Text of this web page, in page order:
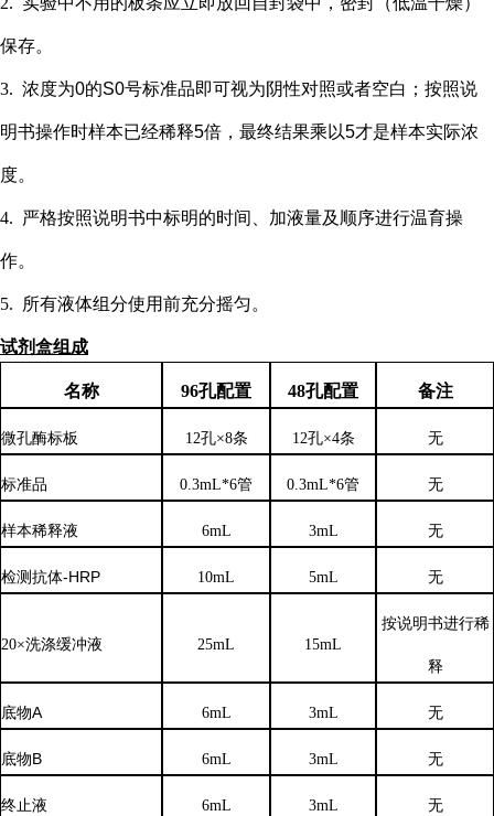
保存。
3. 浓度为0的S0号标准品即可视为阴性对照或者空白；按照说
明书操作时样本已经稀释5倍，最终结果乘以5才是样本实际浓
度。
4. 严格按照说明书中标明的时间、加液量及顺序进行温育操
作。
5. 所有液体组分使用前充分摇匀。
试剂盒组成
名称 96孔配置 48孔配置 备注
微孔酶标板 12孔×8条 12孔×4条 无
标准品 0.3mL*6管 0.3mL*6管 无
样本稀释液 6mL 3mL 无
检测抗体-HRP 10mL 5mL 无
20×洗涤缓冲液 25mL 15mL
按说明书进行稀
释
底物A 6mL 3mL 无
底物B 6mL 3mL 无
终止液 6mL 3mL 无